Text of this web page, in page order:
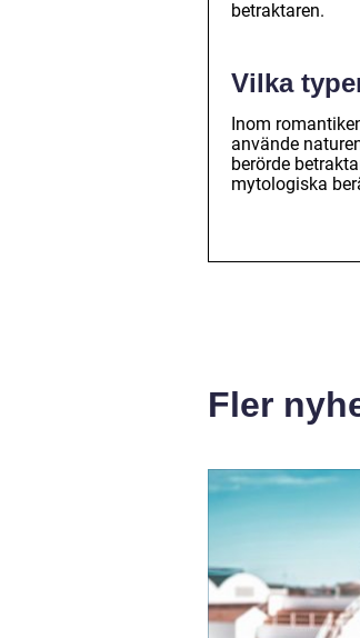
betraktaren.
Vilka
Inom
använde
berörde
mytologiska
Fler